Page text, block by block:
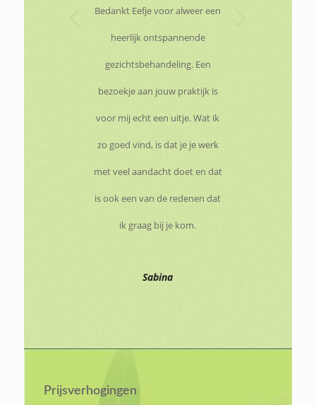
Bedankt Eefje voor alweer een
heerlijk ontspannende
gezichtsbehandeling. Een
bezoekje aan jouw praktijk is
voor mij echt een uitje. Wat ik
zo goed vind, is dat je je werk
met veel aandacht doet en dat
is ook een van de redenen dat
ik graag bij je kom.
Sabina
Volgende
Prijsverhogingen